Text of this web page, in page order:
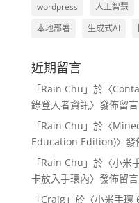
wordpress
人工智慧
本地部署
生成式AI
近期留言
「Rain Chu 」於〈
錄登入者資訊〉發佈留言
「Rain Chu 」於〈
Education Edition)〉發
「Rain Chu 」於〈小米
卡放入手環內〉發佈留言
「Craig」於〈小米手環